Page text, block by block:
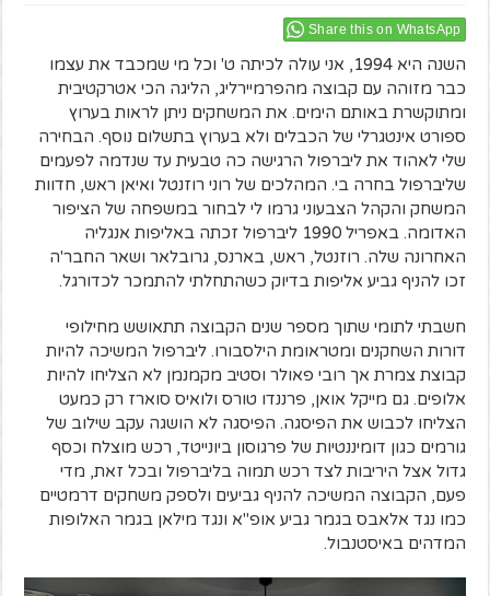
Share this on WhatsApp
השנה היא 1994, אני עולה לכיתה ט' וכל מי שמכבד את עצמו
כבר מזוהה עם קבוצה מהפרמיירליג, הליגה הכי אטרקטיבית
ומתוקשרת באותם הימים. את המשחקים ניתן לראות בערוץ
ספורט אינטגרלי של הכבלים ולא בערוץ בתשלום נוסף. הבחירה
שלי לאהוד את ליברפול הרגישה כה טבעית עד שנדמה לפעמים
שליברפול בחרה בי. המהלכים של רוני רוזנטל ואיאן ראש, חדוות
המשחק והקהל הצבעוני גרמו לי לבחור במשפחה של הציפור
האדומה. באפריל 1990 ליברפול זכתה באליפות אנגליה
האחרונה שלה. רוזנטל, ראש, בארנס, גרובלאר ושאר החבר'ה
זכו להניף גביע אליפות בדיוק כשהתחלתי להתמכר לכדורגל.
חשבתי לתומי שתוך מספר שנים הקבוצה תתאושש מחילופי
דורות השחקנים ומטראומת הילסבורו. ליברפול המשיכה להיות
קבוצת צמרת אך רובי פאולר וסטיב מקמנמן לא הצליחו להיות
אלופים. גם מייקל אואן, פרננדו טורס ולואיס סוארז רק כמעט
הצליחו לכבוש את הפיסגה. הפיסגה לא הושגה עקב שילוב של
גורמים כגון דומיננטיות של פרגוסון ביונייטד, רכש מוצלח וכסף
גדול אצל היריבות לצד רכש תמוה בליברפול ובכל זאת, מדי
פעם, הקבוצה המשיכה להניף גביעים ולספק משחקים דרמטיים
כמו נגד אלאבס בגמר גביע אופ"א ונגד מילאן בגמר האלופות
המדהים באיסטנבול.